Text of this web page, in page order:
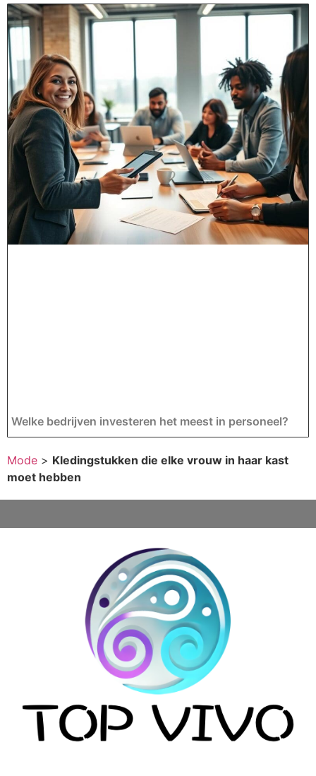
Welke bedrijven investeren het meest in personeel?
Mode > Kledingstukken die elke vrouw in haar kast
moet hebben